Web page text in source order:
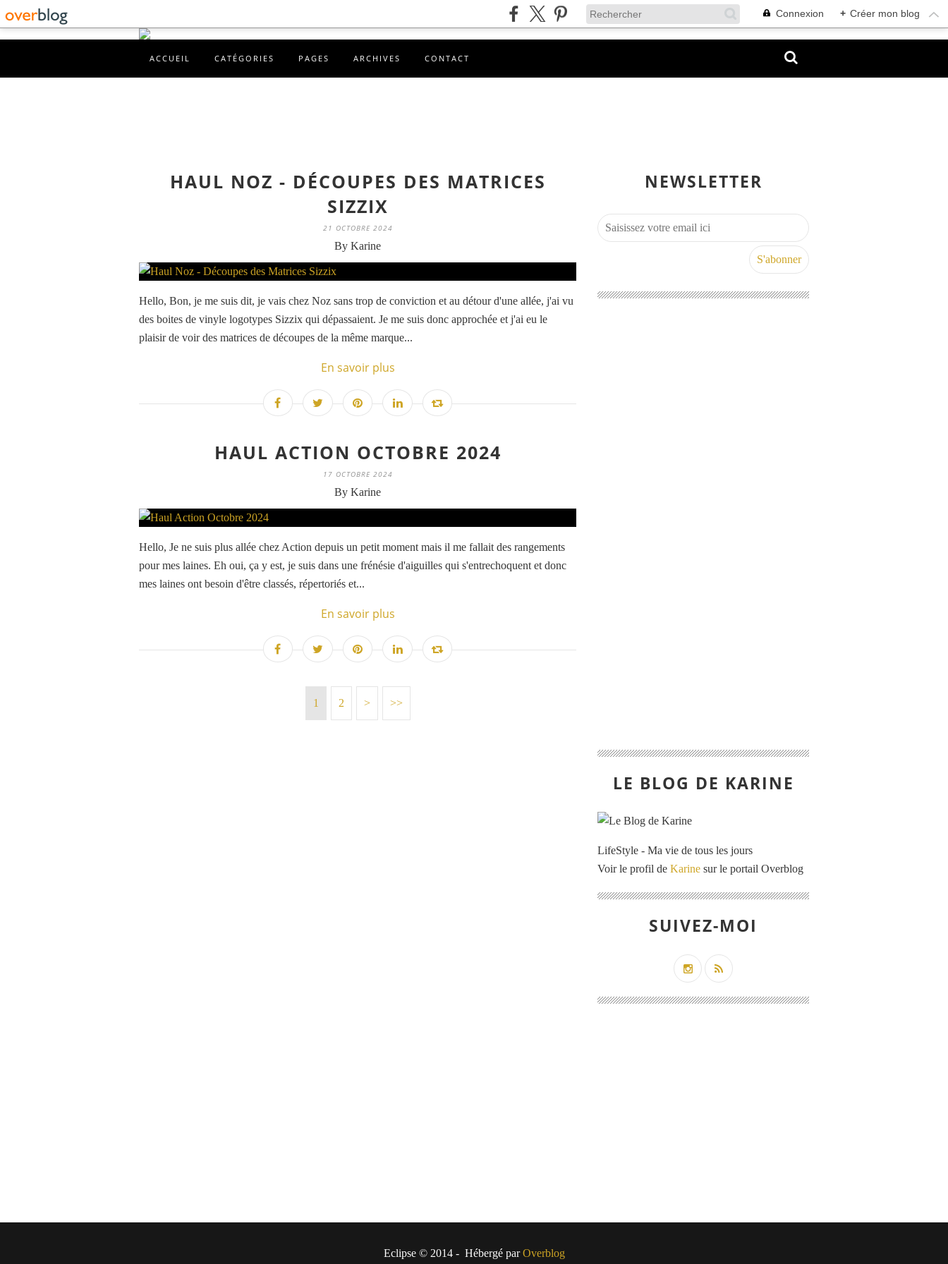
Connexion + Créer mon blog
ACCUEIL CATÉGORIES PAGES ARCHIVES CONTACT
HAUL NOZ - DÉCOUPES DES MATRICES
SIZZIX
21 OCTOBRE 2024
By Karine
Hello, Bon, je me suis dit, je vais chez Noz sans trop de conviction et au détour d'une allée, j'ai vu
des boites de vinyle logotypes Sizzix qui dépassaient. Je me suis donc approchée et j'ai eu le
plaisir de voir des matrices de découpes de la même marque...
En savoir plus
HAUL ACTION OCTOBRE 2024
17 OCTOBRE 2024
By Karine
Hello, Je ne suis plus allée chez Action depuis un petit moment mais il me fallait des rangements
pour mes laines. Eh oui, ça y est, je suis dans une frénésie d'aiguilles qui s'entrechoquent et donc
mes laines ont besoin d'être classés, répertoriés et...
En savoir plus
1 2 > >>
NEWSLETTER
LE BLOG DE KARINE
LifeStyle - Ma vie de tous les jours
Voir le profil de Karine sur le portail Overblog
SUIVEZ-MOI
Eclipse © 2014 - Hébergé parOverblog